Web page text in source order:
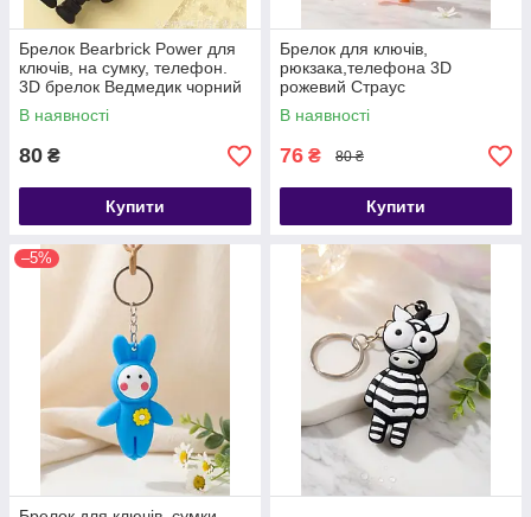
Брелок Bearbrick Power для
ключів, на сумку, телефон.
3D брелок Ведмедик чорний
В наявності
80 ₴
Купити
Брелок для ключів,
рюкзака,телефона 3D
рожевий Страус
В наявності
76 ₴ 80 ₴
Купити
–5%